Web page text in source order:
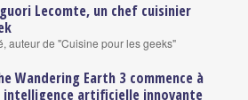
Lecomte, un chef cuisinier
auteur de "Cuisine pour les geeks"
Wandering Earth 3 commence à
intelligence artificielle innovante